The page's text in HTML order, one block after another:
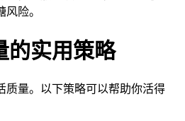
险。
的实用策略
质量。以下策略可以帮助你活得